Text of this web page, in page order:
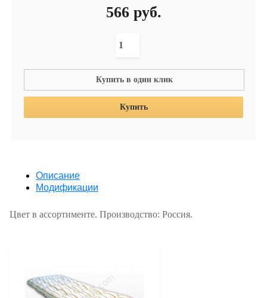
566руб.
Купить в один клик
Купить
Описание
Модификации
Цвет в ассортименте. Производство: Россия.